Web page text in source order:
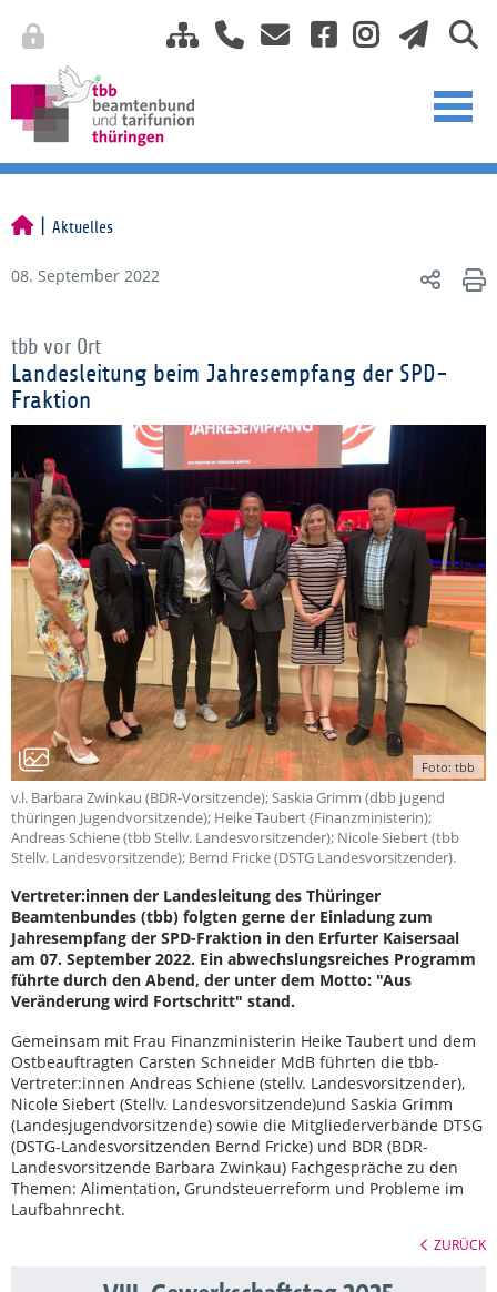
Aktuelles
08. September 2022
tbb vor Ort
Landesleitung beim Jahresempfang der SPD-
Fraktion
Foto: tbb
v.l. Barbara Zwinkau (BDR-Vorsitzende); Saskia Grimm (dbb jugend
thüringen Jugendvorsitzende); Heike Taubert (Finanzministerin);
Andreas Schiene (tbb Stellv. Landesvorsitzender); Nicole Siebert (tbb
Stellv. Landesvorsitzende); Bernd Fricke (DSTG Landesvorsitzender).
Vertreter:innen der Landesleitung des Thüringer
Beamtenbundes (tbb) folgten gerne der Einladung zum
Jahresempfang der SPD-Fraktion in den Erfurter Kaisersaal
am 07. September 2022. Ein abwechslungsreiches Programm
führte durch den Abend, der unter dem Motto: "Aus
Veränderung wird Fortschritt" stand.
Gemeinsam mit Frau Finanzministerin Heike Taubert und dem
Ostbeauftragten Carsten Schneider MdB führten die tbb-
Vertreter:innen Andreas Schiene (stellv. Landesvorsitzender),
Nicole Siebert (Stellv. Landesvorsitzende)und Saskia Grimm
(Landesjugendvorsitzende) sowie die Mitgliederverbände DTSG
(DSTG-Landesvorsitzenden Bernd Fricke) und BDR (BDR-
Landesvorsitzende Barbara Zwinkau) Fachgespräche zu den
Themen: Alimentation, Grundsteuerreform und Probleme im
Laufbahnrecht.
ZURÜCK